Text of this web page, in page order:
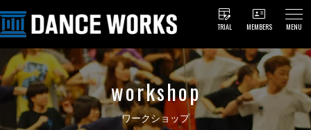
TRIAL MEMBERS MENU
workshop
ワークショップ